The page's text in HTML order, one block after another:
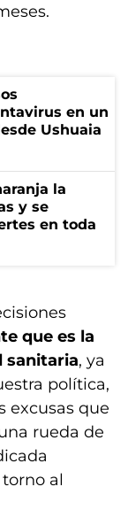
en un
Ushuaia
la
y se
en toda
que es la
sanitaria, ya
política,
excusas que
rueda de
al